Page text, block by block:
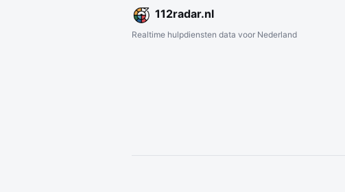
112radar.nl
Realtime hulpdiensten data voor Nederland